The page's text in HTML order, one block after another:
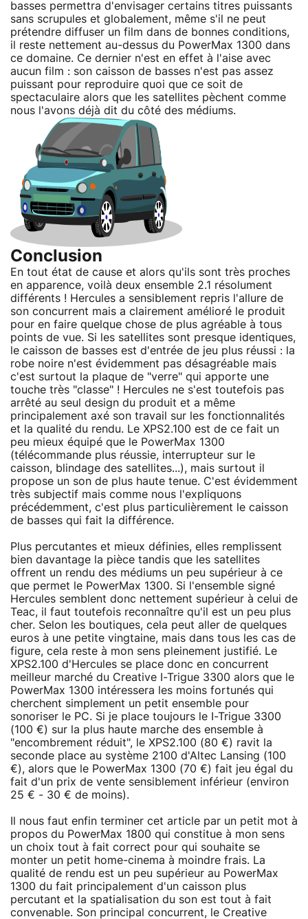
basses permettra d'envisager certains titres puissants
sans scrupules et globalement, même s'il ne peut
prétendre diffuser un film dans de bonnes conditions,
il reste nettement au-dessus du PowerMax 1300 dans
ce domaine. Ce dernier n'est en effet à l'aise avec
aucun film : son caisson de basses n'est pas assez
puissant pour reproduire quoi que ce soit de
spectaculaire alors que les satellites pèchent comme
nous l'avons déjà dit du côté des médiums.
Conclusion
En tout état de cause et alors qu'ils sont très proches
en apparence, voilà deux ensemble 2.1 résolument
différents ! Hercules a sensiblement repris l'allure de
son concurrent mais a clairement amélioré le produit
pour en faire quelque chose de plus agréable à tous
points de vue. Si les satellites sont presque identiques,
le caisson de basses est d'entrée de jeu plus réussi : la
robe noire n'est évidemment pas désagréable mais
c'est surtout la plaque de "verre" qui apporte une
touche très "classe" ! Hercules ne s'est toutefois pas
arrêté au seul design du produit et a même
principalement axé son travail sur les fonctionnalités
et la qualité du rendu. Le XPS2.100 est de ce fait un
peu mieux équipé que le PowerMax 1300
(télécommande plus réussie, interrupteur sur le
caisson, blindage des satellites...), mais surtout il
propose un son de plus haute tenue. C'est évidemment
très subjectif mais comme nous l'expliquons
précédemment, c'est plus particulièrement le caisson
de basses qui fait la différence.
Plus percutantes et mieux définies, elles remplissent
bien davantage la pièce tandis que les satellites
offrent un rendu des médiums un peu supérieur à ce
que permet le PowerMax 1300. Si l'ensemble signé
Hercules semblent donc nettement supérieur à celui de
Teac, il faut toutefois reconnaître qu'il est un peu plus
cher. Selon les boutiques, cela peut aller de quelques
euros à une petite vingtaine, mais dans tous les cas de
figure, cela reste à mon sens pleinement justifié. Le
XPS2.100 d'Hercules se place donc en concurrent
meilleur marché du Creative I-Trigue 3300 alors que le
PowerMax 1300 intéressera les moins fortunés qui
cherchent simplement un petit ensemble pour
sonoriser le PC. Si je place toujours le I-Trigue 3300
(100 €) sur la plus haute marche des ensemble à
"encombrement réduit", le XPS2.100 (80 €) ravit la
seconde place au système 2100 d'Altec Lansing (100
€), alors que le PowerMax 1300 (70 €) fait jeu égal du
fait d'un prix de vente sensiblement inférieur (environ
25 € - 30 € de moins).
Il nous faut enfin terminer cet article par un petit mot à
propos du PowerMax 1800 qui constitue à mon sens
un choix tout à fait correct pour qui souhaite se
monter un petit home-cinema à moindre frais. La
qualité de rendu est un peu supérieur au PowerMax
1300 du fait principalement d'un caisson plus
percutant et la spatialisation du son est tout à fait
convenable. Son principal concurrent, le Creative